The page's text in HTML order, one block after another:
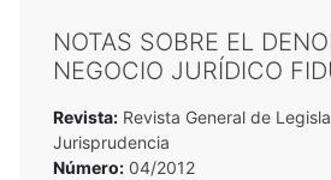
NOTAS SOBRE EL
NEGOCIO JURÍDICO
Revista: Revista General de
Jurisprudencia
Número: 04/2012